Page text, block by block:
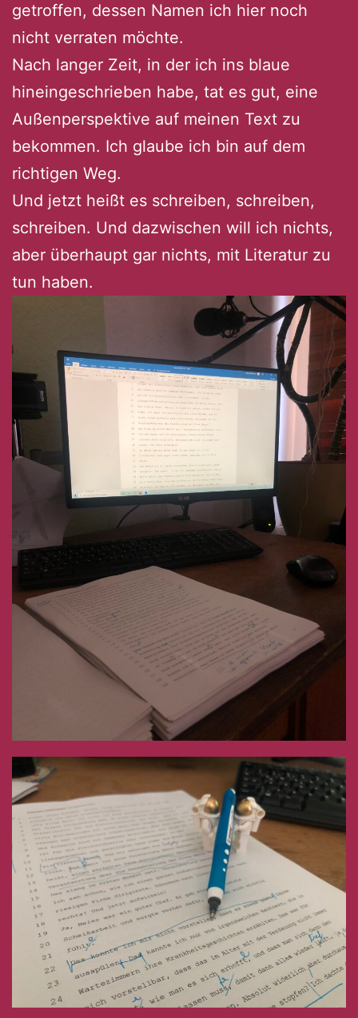
getroffen, dessen Namen ich hier noch
nicht verraten möchte.
Nach langer Zeit, in der ich ins blaue
hineingeschrieben habe, tat es gut, eine
Außenperspektive auf meinen Text zu
bekommen. Ich glaube ich bin auf dem
richtigen Weg.
Und jetzt heißt es schreiben, schreiben,
schreiben. Und dazwischen will ich nichts,
aber überhaupt gar nichts, mit Literatur zu
tun haben.